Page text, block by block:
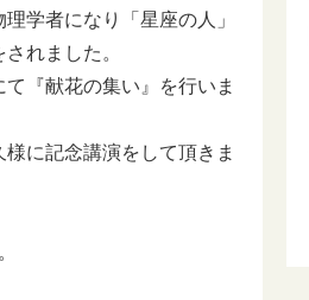
学者になり「星座の人」
れました。
『献花の集い』を行いま
に記念講演をして頂きま